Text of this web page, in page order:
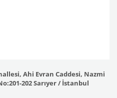
Ahi Evran Caddesi, Nazmi
202 Sarıyer / İstanbul